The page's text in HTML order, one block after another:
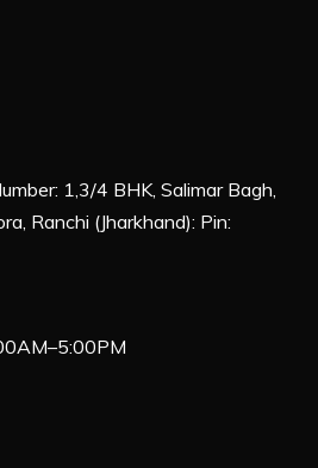
1,3/4 BHK, Salimar Bagh,
Ranchi (Jharkhand): Pin: